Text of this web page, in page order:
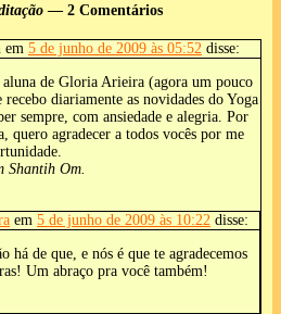
— 2 Comentários
em 5 de junho de 2009 às 05:52 disse:
de Gloria Arieira (agora um pouco
diariamente as novidades do Yoga
sempre, com ansiedade e alegria. Por
quero agradecer a todos vocês por me
Shantih Om.
em 5 de junho de 2009 às 10:22 disse:
há de que, e nós é que te agradecemos
Um abraço pra você também!